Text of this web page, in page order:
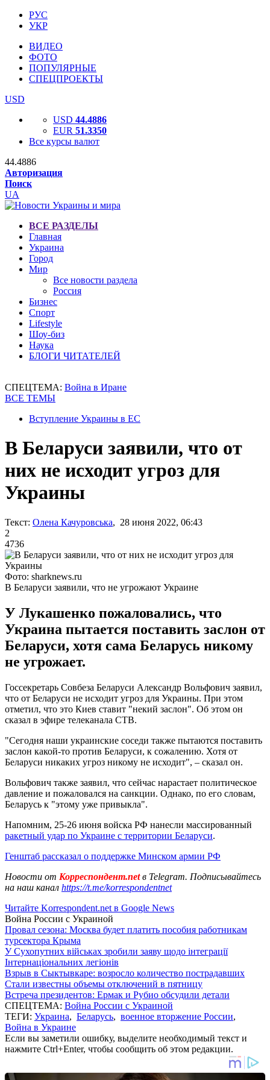
РУС
УКР
ВИДЕО
ФОТО
ПОПУЛЯРНЫЕ
СПЕЦПРОЕКТЫ
USD
USD 44.4886
EUR 51.3350
Все курсы валют
44.4886
Авторизация
Поиск
UA
ВСЕ РАЗДЕЛЫ
Главная
Украина
Город
Мир
Все новости раздела
Россия
Бизнес
Спорт
Lifestyle
Шоу-биз
Наука
БЛОГИ ЧИТАТЕЛЕЙ
СПЕЦТЕМА: Война в Иране
ВСЕ ТЕМЫ
Вступление Украины в ЕС
В Беларуси заявили, что от
них не исходит угроз для
Украины
Текст: Олена Качуровська, 28 июня 2022, 06:43
2
4736
Фото: sharknews.ru
В Беларуси заявили, что не угрожают Украине
У Лукашенко пожаловались, что
Украина пытается поставить заслон от
Беларуси, хотя сама Беларусь никому
не угрожает.
Госсекретарь Совбеза Беларуси Александр Вольфович заявил,
что от Беларуси не исходит угроз для Украины. При этом
отметил, что это Киев ставит "некий заслон". Об этом он
сказал в эфире телеканала СТВ.
"Сегодня наши украинские соседи также пытаются поставить
заслон какой-то против Беларуси, к сожалению. Хотя от
Беларуси никаких угроз никому не исходит", – сказал он.
Вольфович также заявил, что сейчас нарастает политическое
давление и пожаловался на санкции. Однако, по его словам,
Беларусь к "этому уже привыкла".
Напомним, 25-26 июня войска РФ нанесли массированный
ракетный удар по Украине с территории Беларуси.
Генштаб рассказал о поддержке Минском армии РФ
Новости от Корреспондент.netв Telegram. Подписывайтесь
на наш канал https://t.me/korrespondentnet
Читайте Korrespondent.net в Google News
Война России с Украиной
Провал сезона: Москва будет платить пособия работникам
турсектора Крыма
У Сухопутних військах зробили заяву щодо інтеграції
Інтернаціональних легіонів
Взрыв в Сыктывкаре: возросло количество пострадавших
Стали известны объемы отключений в пятницу
Встреча президентов: Ермак и Рубио обсудили детали
СПЕЦТЕМА: Война России с Украиной
ТЕГИ: Украина, Беларусь, военное вторжение России,
Война в Украине
Если вы заметили ошибку, выделите необходимый текст и
нажмите Ctrl+Enter, чтобы сообщить об этом редакции.